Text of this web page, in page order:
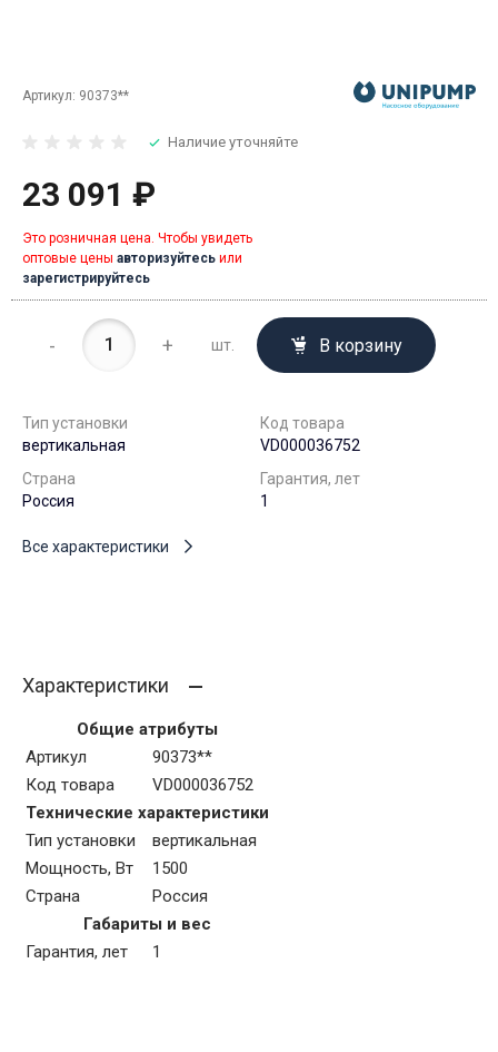
Артикул: 90373**
Наличие уточняйте
23 091 ₽
Это розничная цена. Чтобы увидеть
оптовые цены авторизуйтесь или
зарегистрируйтесь
- + шт. В корзину
Тип установки
вертикальная
Код товара
VD000036752
Страна
Россия
Гарантия, лет
1
Все характеристики
Характеристики
Общие атрибуты
Артикул
90373**
Код товара
VD000036752
Технические характеристики
Тип установки
вертикальная
Мощность, Вт
1500
Страна
Россия
Габариты и вес
Гарантия, лет
1